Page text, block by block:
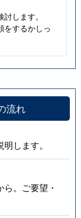
します。
をするかしっ
流れ
します。
。ご要望・